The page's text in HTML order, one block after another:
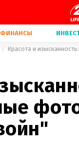
ФИНАНСЫ